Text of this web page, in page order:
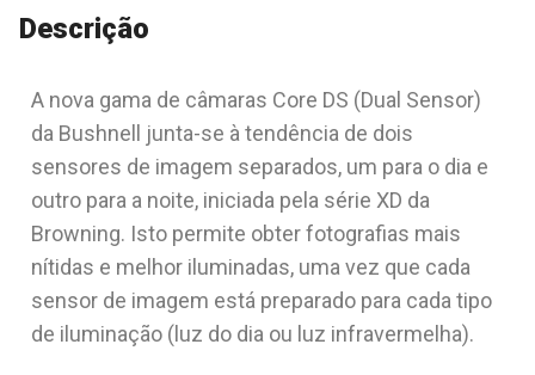
Descrição
A nova gama de câmaras Core DS (Dual Sensor)
da Bushnell junta-se à tendência de dois
sensores de imagem separados, um para o dia e
outro para a noite, iniciada pela série XD da
Browning. Isto permite obter fotografias mais
nítidas e melhor iluminadas, uma vez que cada
sensor de imagem está preparado para cada tipo
de iluminação (luz do dia ou luz infravermelha).